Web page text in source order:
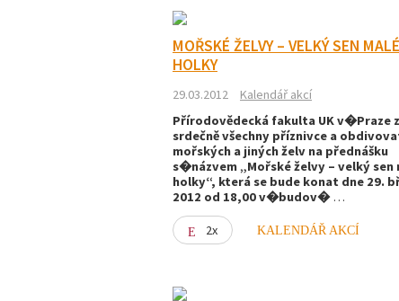
MOŘSKÉ ŽELVY – VELKÝ SEN MALÉ
HOLKY
29.03.2012
Kalendář akcí
Přírodovědecká fakulta UK v�Praze
srdečně všechny příznivce a
mořských a jiných želv na přednášku
s�názvem „Mořské želvy – velký sen
holky“, která se bude konat dne 29.
2012 od 18,00 v�budov�…
2x KALENDÁŘ AKCÍ